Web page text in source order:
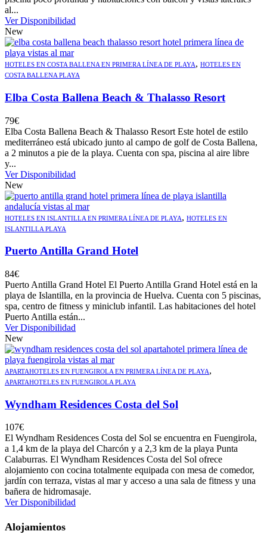
al...
Ver Disponibilidad
New
HOTELES EN COSTA BALLENA EN PRIMERA LÍNEA DE PLAYA, HOTELES EN
COSTA BALLENA PLAYA
Elba Costa Ballena Beach & Thalasso Resort
79€
Elba Costa Ballena Beach & Thalasso Resort Este hotel de estilo
mediterráneo está ubicado junto al campo de golf de Costa Ballena,
a 2 minutos a pie de la playa. Cuenta con spa, piscina al aire libre
y...
Ver Disponibilidad
New
HOTELES EN ISLANTILLA EN PRIMERA LÍNEA DE PLAYA, HOTELES EN
ISLANTILLA PLAYA
Puerto Antilla Grand Hotel
84€
Puerto Antilla Grand Hotel El Puerto Antilla Grand Hotel está en la
playa de Islantilla, en la provincia de Huelva. Cuenta con 5 piscinas,
spa, centro de fitness y miniclub infantil. Las habitaciones del hotel
Puerto Antilla están...
Ver Disponibilidad
New
APARTAHOTELES EN FUENGIROLA EN PRIMERA LÍNEA DE PLAYA,
APARTAHOTELES EN FUENGIROLA PLAYA
Wyndham Residences Costa del Sol
107€
El Wyndham Residences Costa del Sol se encuentra en Fuengirola,
a 1,4 km de la playa del Charcón y a 2,3 km de la playa Punta
Calaburras. El Wyndham Residences Costa del Sol ofrece
alojamiento con cocina totalmente equipada con mesa de comedor,
jardín con terraza, vistas al mar y acceso a una sala de fitness y una
bañera de hidromasaje.
Ver Disponibilidad
Alojamientos